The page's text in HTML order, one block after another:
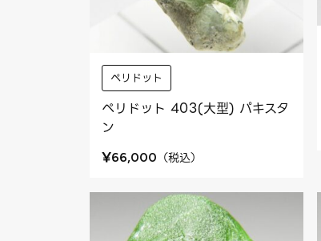
ペリドット
ペリドット 403(大型) パキスタ
ン
¥66,000 （税込）